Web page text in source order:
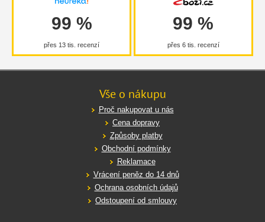
99 %
přes 13 tis. recenzí
99 %
přes 6 tis. recenzí
Vše o nákupu
Proč nakupovat u nás
Cena dopravy
Způsoby platby
Obchodní podmínky
Reklamace
Vrácení peněz do 14 dnů
Ochrana osobních údajů
Odstoupení od smlouvy